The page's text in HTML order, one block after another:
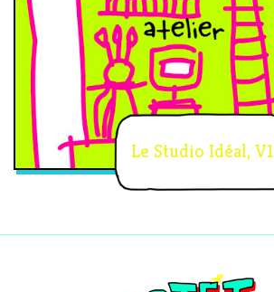
Le Studio Idéal, V1